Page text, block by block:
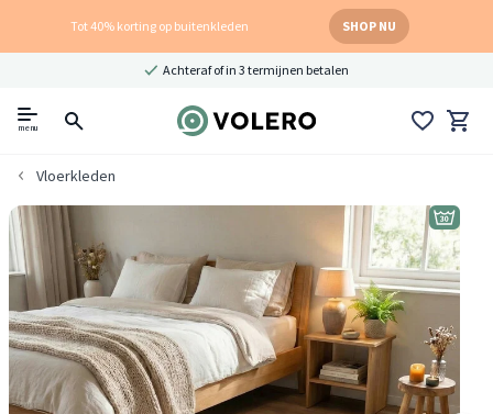
Tot 40% korting op buitenkleden SHOP NU
Achteraf of in 3 termijnen betalen
menu
Vloerkleden